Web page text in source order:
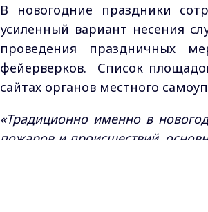
В новогодние праздники
усиленный вариант несения
проведения праздничных
фейерверков. Список
сайтах органов местного
«Традиционно именно в
пожаров и происшествий,